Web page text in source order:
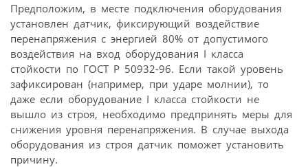
Предположим, в месте подключения оборудования
установлен датчик, фиксирующий воздействие
перенапряжения с энергией 80% от допустимого
воздействия на вход оборудования I класса
стойкости по ГОСТ Р 50932-96. Если такой уровень
зафиксирован (например, при ударе молнии), то
даже если оборудование I класса стойкости не
вышло из строя, необходимо предпринять меры для
снижения уровня перенапряжения. В случае выхода
оборудования из строя датчик поможет установить
причину.